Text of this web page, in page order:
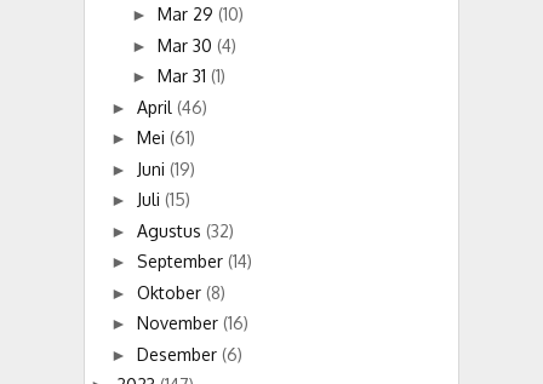
► Mar 29 (10)
► Mar 30 (4)
► Mar 31 (1)
► April (46)
► Mei (61)
► Juni (19)
► Juli (15)
► Agustus (32)
► September (14)
► Oktober (8)
► November (16)
► Desember (6)